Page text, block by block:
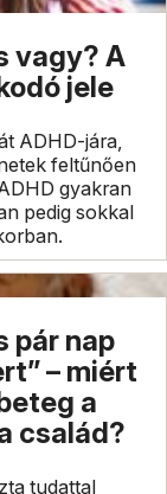
vagy? A
jele
ADHD-jára,
feltűnően
gyakran
pedig sokkal
pár nap
– miért
a
család?
tudattal